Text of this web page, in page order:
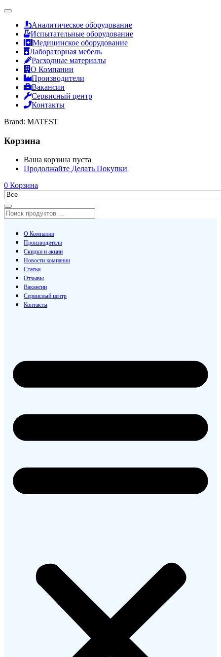
Аналитическое оборудование
Испытательные оборудование
Медицинское оборудование
Лабораторная мебель
Расходные материалы
О Компании
Производители
Вакансии
Сервисный центр
Контакты
Brand: MATEST
Корзина
Ваша корзина пуста
Продолжайте Делать Покупки
0 Корзина
О Компании
Производители
Скидки и акции
Новости компании
Статьи
Отзывы
Вакансии
Сервисный центр
Контакты